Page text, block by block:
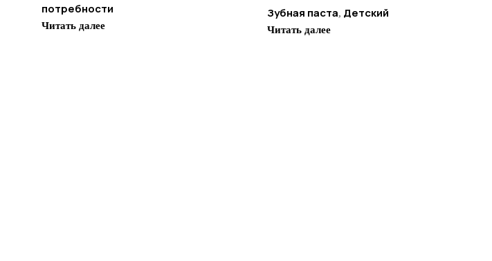
потребности
Читать далее
Зубная паста, Детский
Читать далее